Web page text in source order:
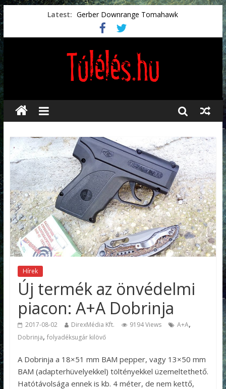
Latest: Gerber Downrange Tomahawk
Vészhelyzeti élelmiszerek
Svéd vészhelyzeti tájékoztató.
Vészhelyzetkezelés
Préselt törlőkendők
Hírek
Új termék az önvédelmi
piacon: A+A Dobrinja
2017-08-02 DirexMédia Kft. 9194 Views A+A,
Dobrinja, folyadéksugár kilövő
A Dobrinja a 18×51 mm BAM pepper, vagy 13×50 mm
BAM (adapterhüvelyekkel) töltényekkel üzemeltethető.
Hatótávolsága ennek is kb. 4 méter, de nem kettő,